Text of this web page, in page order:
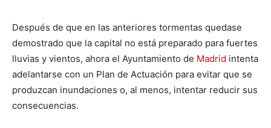
Después de que en las anteriores tormentas quedase
demostrado que la capital no está preparado para fuertes
lluvias y vientos, ahora el Ayuntamiento de Madrid intenta
adelantarse con un Plan de Actuación para evitar que se
produzcan inundaciones o, al menos, intentar reducir sus
consecuencias.